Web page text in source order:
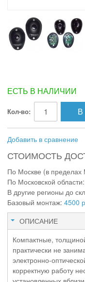
ЕСТЬ В НАЛИЧИИ
Кол-во:
Добавить в сравнение
СТОИМОСТЬ
По Москве (в
По Московской области:
В другие регионы до
Базовый монтаж: 4500
ОПИСАНИЕ
Компактные,
практически не
электронно-
корректную работу